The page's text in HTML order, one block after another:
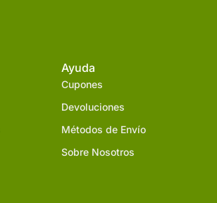
Ayuda
Cupones
Devoluciones
Métodos de Envío
Sobre Nosotros